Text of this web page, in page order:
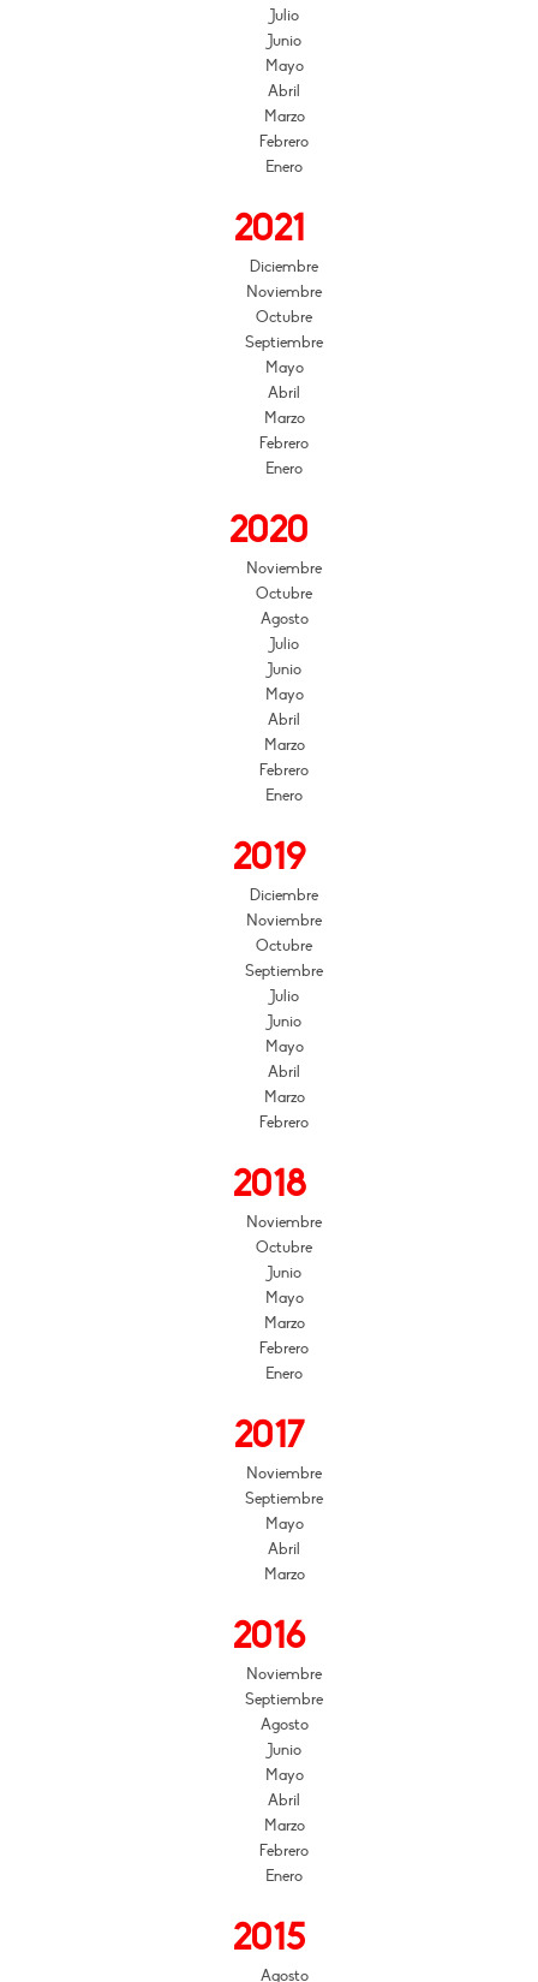
Julio
Junio
Mayo
Abril
Marzo
Febrero
Enero
2021
Diciembre
Noviembre
Octubre
Septiembre
Mayo
Abril
Marzo
Febrero
Enero
2020
Noviembre
Octubre
Agosto
Julio
Junio
Mayo
Abril
Marzo
Febrero
Enero
2019
Diciembre
Noviembre
Octubre
Septiembre
Julio
Junio
Mayo
Abril
Marzo
Febrero
2018
Noviembre
Octubre
Junio
Mayo
Marzo
Febrero
Enero
2017
Noviembre
Septiembre
Mayo
Abril
Marzo
2016
Noviembre
Septiembre
Agosto
Junio
Mayo
Abril
Marzo
Febrero
Enero
2015
Agosto